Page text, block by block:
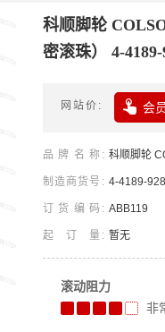
科顺脚轮
密滚珠） 4-4189-
网站价  会
品牌名称 科顺脚轮
制造商货号 4-4189-928
订货编码 ABB119
起订量 暂无
滚动阻力
非